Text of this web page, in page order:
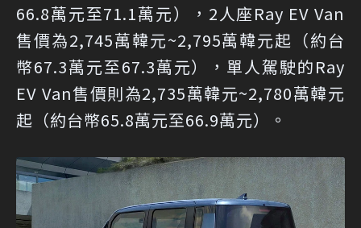
66.8萬元至71.1萬元），2人座Ray EV Van
售價為2,745萬韓元~2,795萬韓元起（約台
幣67.3萬元至67.3萬元），單人駕駛的Ray
EV Van售價則為2,735萬韓元~2,780萬韓元
起（約台幣65.8萬元至66.9萬元）。